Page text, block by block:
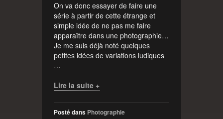
On va donc essayer de faire une
série à partir de cette étrange et
simple idée de ne pas me faire
apparaître dans une photographie…
Je me suis déjà noté quelques
petites idées de variations ludiques
…
Lire la suite +
Posté dans Photographie